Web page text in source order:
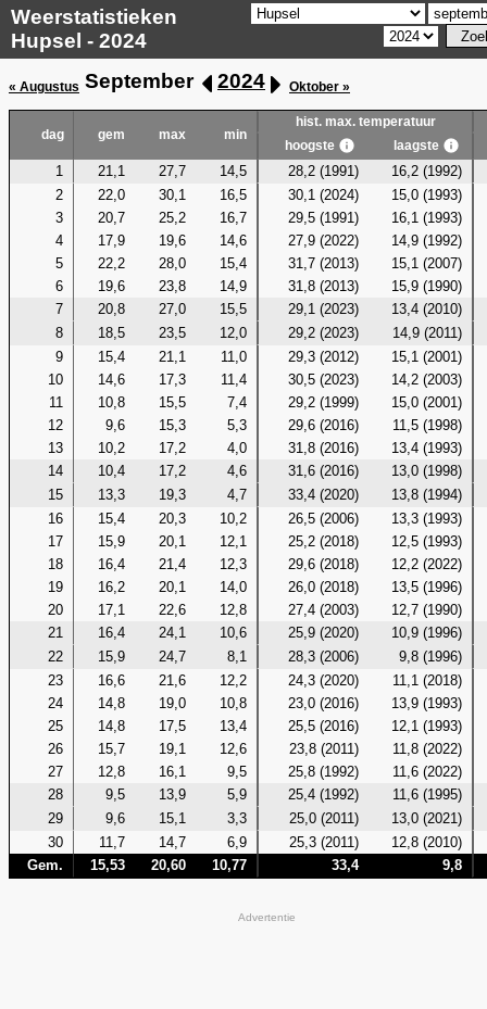
Weerstatistieken
Hupsel - 2024
« Augustus September 2024 Oktober »
dag gem max min
hist. max. temperatuur
hoogste
laagste
1 21,1 27,7 14,5 28,2 (1991)
16,2 (1992)
2
22,0 30,1 16,5 30,1 (2024)
15,0 (1993)
3
20,7 25,2 16,7 29,5 (1991)
16,1 (1993)
4
17,9 19,6 14,6 27,9 (2022)
14,9 (1992)
5
22,2 28,0 15,4 31,7 (2013)
15,1 (2007)
6
19,6 23,8 14,9 31,8 (2013)
15,9 (1990)
7
20,8 27,0 15,5 29,1 (2023)
13,4 (2010)
8
18,5 23,5 12,0 29,2 (2023)
14,9 (2011)
9
15,4 21,1 11,0 29,3 (2012)
15,1 (2001)
10
14,6 17,3 11,4 30,5 (2023)
14,2 (2003)
11
10,8 15,5 7,4 29,2 (1999)
15,0 (2001)
12
9,6 15,3 5,3 29,6 (2016)
11,5 (1998)
13
10,2 17,2 4,0 31,8 (2016)
13,4 (1993)
14
10,4 17,2 4,6 31,6 (2016)
13,0 (1998)
15
13,3 19,3 4,7 33,4 (2020)
13,8 (1994)
16
15,4 20,3 10,2 26,5 (2006)
13,3 (1993)
17
15,9 20,1 12,1 25,2 (2018)
12,5 (1993)
18
16,4 21,4 12,3 29,6 (2018)
12,2 (2022)
19
16,2 20,1 14,0 26,0 (2018)
13,5 (1996)
20
17,1 22,6 12,8 27,4 (2003)
12,7 (1990)
21
16,4 24,1 10,6 25,9 (2020)
10,9 (1996)
22
15,9 24,7 8,1 28,3 (2006)
9,8 (1996)
23
16,6 21,6 12,2 24,3 (2020)
11,1 (2018)
24
14,8 19,0 10,8 23,0 (2016)
13,9 (1993)
25
14,8 17,5 13,4 25,5 (2016)
12,1 (1993)
26
15,7 19,1 12,6 23,8 (2011)
11,8 (2022)
27
12,8 16,1 9,5 25,8 (1992)
11,6 (2022)
28
9,5 13,9 5,9 25,4 (1992)
11,6 (1995)
29
9,6 15,1 3,3 25,0 (2011)
13,0 (2021)
30
11,7 14,7 6,9 25,3 (2011)
12,8 (2010)
Gem.
15,53 20,60 10,77 33,4 9,8
Advertentie